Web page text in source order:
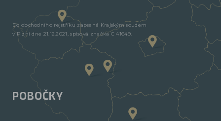
Do obchodního rejstříku zapsaná Krajským soudem
v Plzni dne 21.12.2021, spisová značka C 41649.
POBOČKY